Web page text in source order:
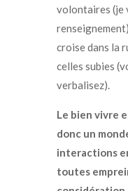
volontaires (je
croise dans la
celles subies
verbalisez).
Le bien vivre
donc un
interactions
toutes